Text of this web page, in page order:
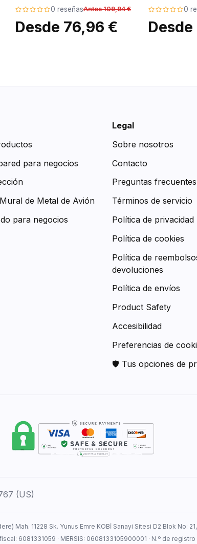
0 reseñasAntes 109,94 €
Desde 76,96 €
0
para negocios
de Metal de Avión
para negocios
Legal
Sobre nosotros
Contacto
Preguntas frecuentes
Términos de servicio
Política de privacidad
Política de cookies
Política de
devoluciones
Política de envíos
Product Safety
Accesibilidad
Preferencias de
🛡 Tus opciones de
(US)
Mah. 11228 Sk. Yunus Emre KOBİ Sanayi Sitesi D2 Blok No:
6081331059 · MERSIS: 0608133105900001 · N.º de